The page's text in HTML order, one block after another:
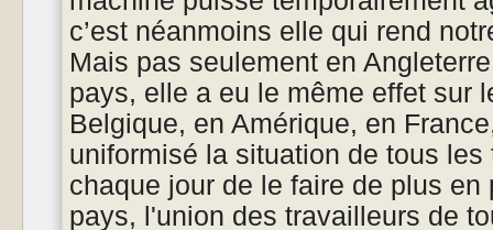
c’est néanmoins elle qui rend
Mais pas seulement en
pays, elle a eu le même effet sur
Belgique, en Amérique, en
uniformisé la situation de tous
chaque jour de le faire de plus
pays, l'union des travailleurs de